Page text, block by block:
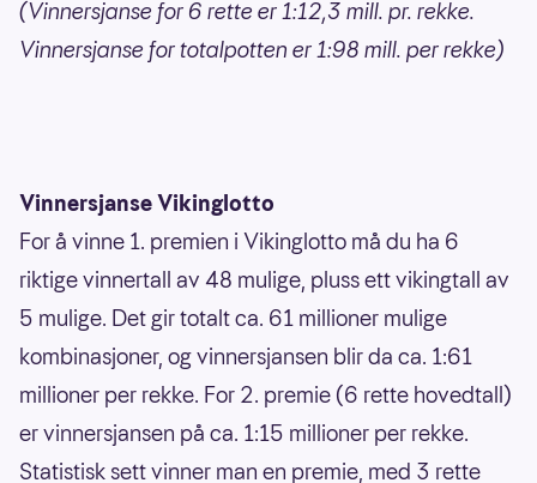
(Vinnersjanse for 6 rette er 1:12,3 mill. pr. rekke.
Vinnersjanse for totalpotten er 1:98 mill. per rekke)
Vinnersjanse Vikinglotto
For å vinne 1. premien i Vikinglotto må du ha 6
riktige vinnertall av 48 mulige, pluss ett vikingtall av
5 mulige. Det gir totalt ca. 61 millioner mulige
kombinasjoner, og vinnersjansen blir da ca. 1:61
millioner per rekke. For 2. premie (6 rette hovedtall)
er vinnersjansen på ca. 1:15 millioner per rekke.
Statistisk sett vinner man en premie, med 3 rette